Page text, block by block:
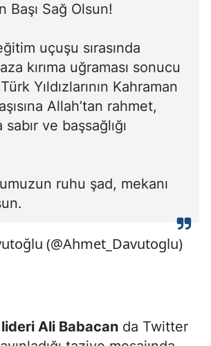
Başı Sağ Olsun!
uçuşu sırasında
kırıma uğraması sonucu
Yıldızlarının Kahraman
Allah’tan rahmet,
sabır ve başsağlığı
ruhu şad, mekanı
(@Ahmet_Davutoglu)
Ali Babacan da Twitter